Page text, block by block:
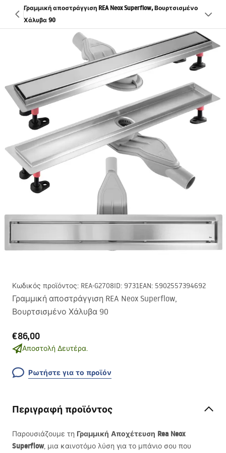
Γραμμική αποστράγγιση REA Neox Superflow, Βουρτσισμένο
Χάλυβα 90
Κωδικός προϊόντος: REA-G2708ID: 9731EAN: 5902557394692
Γραμμική αποστράγγιση REA Neox Superflow,
Βουρτσισμένο Χάλυβα 90
€86,00
Αποστολή Δευτέρα.
Ρωτήστε για το προϊόν
Περιγραφή προϊόντος
Παρουσιάζουμε τη Γραμμική Αποχέτευση Rea Neox
Superflow, μια καινοτόμο λύση για το μπάνιο σου που